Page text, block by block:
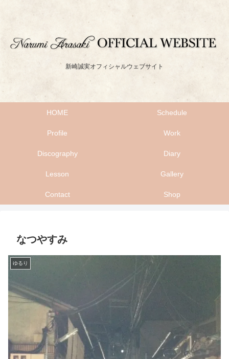
新崎誠実オフィシャルウェブサイト
HOME Schedule
Profile Work
Discography Diary
Lesson Gallery
Contact Shop
なつやすみ
ゆるり